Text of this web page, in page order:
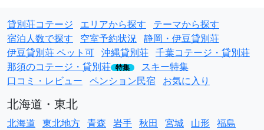
貸別荘コテージ エリアから探す
テーマから探す
宿泊人数で探す
空室予約状況 静岡・伊豆貸別荘
伊豆貸別荘 ペット可 沖縄貸別荘 千葉コテージ・貸別荘
那須のコテージ・貸別荘 特集
スキー特集
口コミ・レビュー ペンション民宿 お気に入り
北海道・東北
北海道 東北地方 青森 岩手 秋田 宮城 山形 福島